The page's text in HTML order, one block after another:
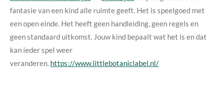
fantasie van een kind alle ruimte geeft. Het is speelgoed met
een open einde. Het heeft geen handleiding, geen regels en
geen standaard uitkomst. Jouw kind bepaalt wat het is en dat
kan ieder spel weer
veranderen. https://www.littlebotaniclabel.nl/